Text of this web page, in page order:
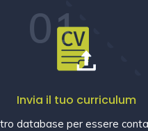
01
Invia il tuo curriculum
database per essere